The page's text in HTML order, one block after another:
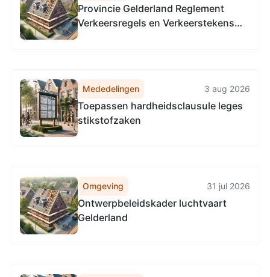
Provincie Gelderland Reglement
Verkeersregels en Verkeerstekens
Mededelingen 3 aug 2026
Toepassen hardheidsclausule leges
stikstofzaken
Omgeving 31 jul 2026
Ontwerpbeleidskader luchtvaart
Gelderland